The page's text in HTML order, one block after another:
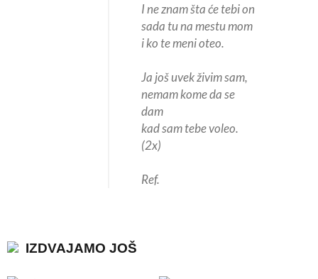
I ne znam šta će tebi on
sada tu na mestu mom
i ko te meni oteo.
Ja još uvek živim sam,
nemam kome da se
dam
kad sam tebe voleo.
(2x)
Ref.
IZDVAJAMO JOŠ